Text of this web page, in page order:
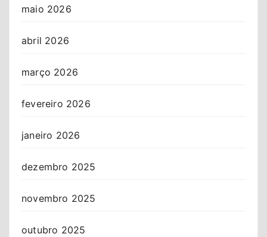
maio 2026
abril 2026
março 2026
fevereiro 2026
janeiro 2026
dezembro 2025
novembro 2025
outubro 2025